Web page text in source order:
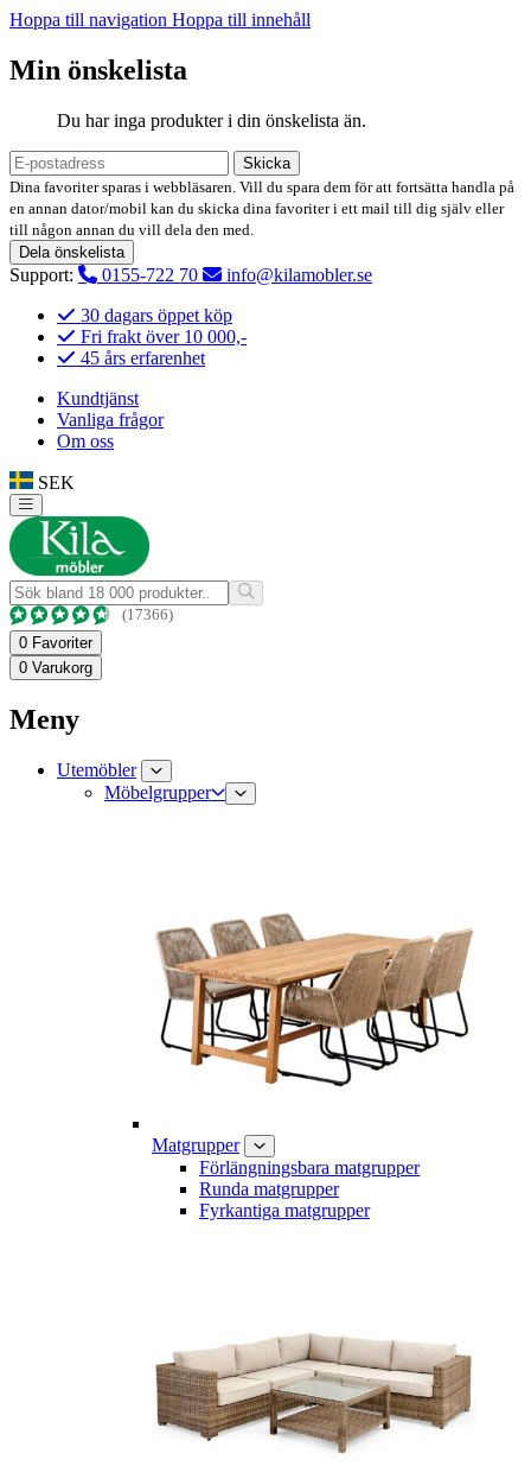
Hoppa till navigation Hoppa till innehåll
Min önskelista
Du har inga produkter i din önskelista än.
Skicka
Dina favoriter sparas i webbläsaren. Vill du spara dem för att fortsätta handla på
en annan dator/mobil kan du skicka dina favoriter i ett mail till dig själv eller
till någon annan du vill dela den med.
Dela önskelista
Support: 0155-722 70
info@kilamobler.se
30 dagars öppet köp
Fri frakt över 10 000,-
45 års erfarenhet
Kundtjänst
Vanliga frågor
Om oss
SEK
(17366)
0 Favoriter
0 Varukorg
Meny
Utemöbler
Möbelgrupper
Matgrupper
Förlängningsbara matgrupper
Runda matgrupper
Fyrkantiga matgrupper